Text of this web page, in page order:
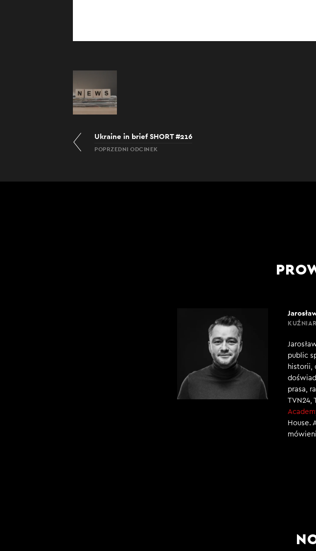
Ukraine in brief SHORT #216
POPRZEDNI ODCINEK
public
historii,
prasa,
TVN24,
House.